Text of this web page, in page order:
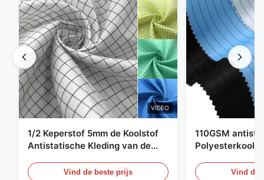
VIDEO
1/2 Keperstof 5mm de Koolstof
Antistatische Kleding van de
Vind de beste prijs
110GSM
Vind de